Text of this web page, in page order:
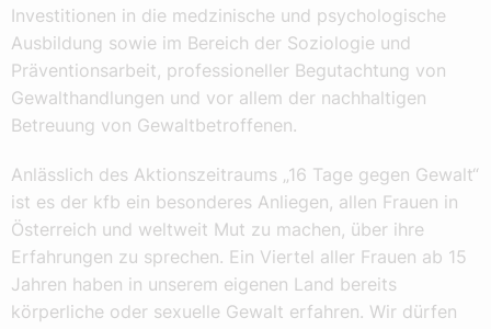
Investitionen in die medzinische und psychologische
Ausbildung sowie im Bereich der Soziologie und
Präventionsarbeit, professioneller Begutachtung von
Gewalthandlungen und vor allem der nachhaltigen
Betreuung von Gewaltbetroffenen.
Anlässlich des Aktionszeitraums „16 Tage gegen Gewalt“
ist es der kfb ein besonderes Anliegen, allen Frauen in
Österreich und weltweit Mut zu machen, über ihre
Erfahrungen zu sprechen. Ein Viertel aller Frauen ab 15
Jahren haben in unserem eigenen Land bereits
körperliche oder sexuelle Gewalt erfahren. Wir dürfen